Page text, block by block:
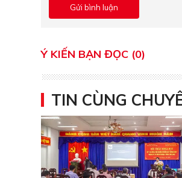
Ý KIẾN BẠN ĐỌC (0)
TIN CÙNG